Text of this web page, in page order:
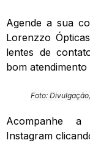
Agende a sua
Lorenzzo
lentes de
bom
Foto: Divulgação,
Acompanhe a
Instagram